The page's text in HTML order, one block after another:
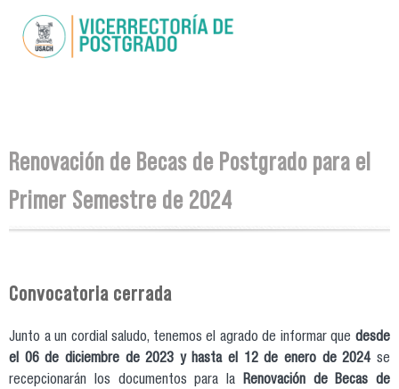
contenido
Se encuentra usted aquí
Renovación de Becas de Postgrado para el
Primer Semestre de 2024
Convocatoria cerrada
Junto a un cordial saludo, tenemos el agrado de informar que desde
el 06 de diciembre de 2023 y hasta el 12 de enero de 2024 se
recepcionarán los documentos para la Renovación de Becas de